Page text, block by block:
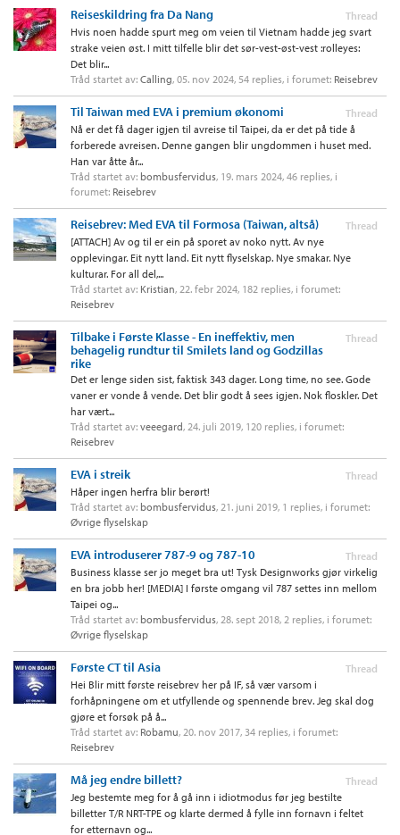
Thread
Reiseskildring fra Da Nang
Hvis noen hadde spurt meg om veien til Vietnam hadde jeg svart
strake veien øst. I mitt tilfelle blir det sør-vest-øst-vest :rolleyes:
Det blir...
Tråd startet av: Calling, 05. nov 2024, 54 replies, i forumet: Reisebrev
Thread
Til Taiwan med EVA i premium økonomi
Nå er det få dager igjen til avreise til Taipei, da er det på tide å
forberede avreisen. Denne gangen blir ungdommen i huset med.
Han var åtte år...
Tråd startet av: bombusfervidus, 19. mars 2024, 46 replies, i
forumet: Reisebrev
Thread
Reisebrev: Med EVA til Formosa (Taiwan, altså)
[ATTACH] Av og til er ein på sporet av noko nytt. Av nye
opplevingar. Eit nytt land. Eit nytt flyselskap. Nye smakar. Nye
kulturar. For all del,...
Tråd startet av: Kristian, 22. febr 2024, 182 replies, i forumet:
Reisebrev
Thread
Tilbake i Første Klasse - En ineffektiv, men
behagelig rundtur til Smilets land og Godzillas
rike
Det er lenge siden sist, faktisk 343 dager. Long time, no see. Gode
vaner er vonde å vende. Det blir godt å sees igjen. Nok floskler. Det
har vært...
Tråd startet av: veeegard, 24. juli 2019, 120 replies, i forumet:
Reisebrev
Thread
EVA i streik
Håper ingen herfra blir berørt!
Tråd startet av: bombusfervidus, 21. juni 2019, 1 replies, i forumet:
Øvrige flyselskap
Thread
EVA introduserer 787-9 og 787-10
Business klasse ser jo meget bra ut! Tysk Designworks gjør virkelig
en bra jobb her! [MEDIA] I første omgang vil 787 settes inn mellom
Taipei og...
Tråd startet av: bombusfervidus, 28. sept 2018, 2 replies, i forumet:
Øvrige flyselskap
Thread
Første CT til Asia
Hei Blir mitt første reisebrev her på IF, så vær varsom i
forhåpningene om et utfyllende og spennende brev. Jeg skal dog
gjøre et forsøk på å...
Tråd startet av: Robamu, 20. nov 2017, 34 replies, i forumet:
Reisebrev
Thread
Må jeg endre billett?
Jeg bestemte meg for å gå inn i idiotmodus før jeg bestilte
billetter T/R NRT-TPE og klarte dermed å fylle inn fornavn i feltet
for etternavn og...